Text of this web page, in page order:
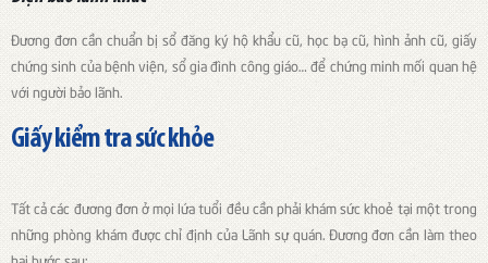
Đương đơn cần chuẩn bị sổ đăng ký hộ khẩu cũ, học bạ cũ, hình ảnh cũ, giấy
chứng sinh của bệnh viện, sổ gia đình công giáo… để chứng minh mối quan hệ
với người bảo lãnh.
Giấy kiểm tra sức khỏe
Tất cả các đương đơn ở mọi lứa tuổi đều cần phải khám sức khoẻ tại một trong
những phòng khám được chỉ định của Lãnh sự quán. Đương đơn cần làm theo